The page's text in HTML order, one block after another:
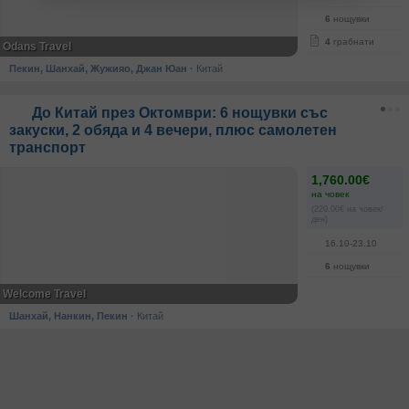
6 нощувки
4 грабнати
Odans Travel
Пекин, Шанхай, Жужияо, Джан Юан · Китай
До Китай през Октомври: 6 нощувки със
закуски, 2 обяда и 4 вечери, плюс самолетен
транспорт
1,760.00€
на човек
(220.00€ на човек/
ден)
16.10-23.10
6 нощувки
Welcome Travel
Шанхай, Нанкин, Пекин · Китай